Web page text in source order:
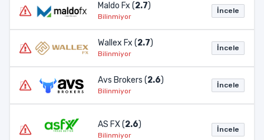
Maldo Fx (2.7)
Bilinmiyor
İncele
Wallex Fx (2.7)
Bilinmiyor
İncele
Avs Brokers (2.6)
Bilinmiyor
İncele
AS FX (2.6)
Bilinmiyor
İncele